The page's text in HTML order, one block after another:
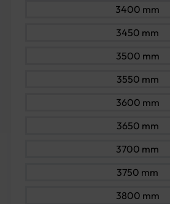
3400 mm
3450 mm
3500 mm
3550 mm
3600 mm
3650 mm
3700 mm
3750 mm
3800 mm